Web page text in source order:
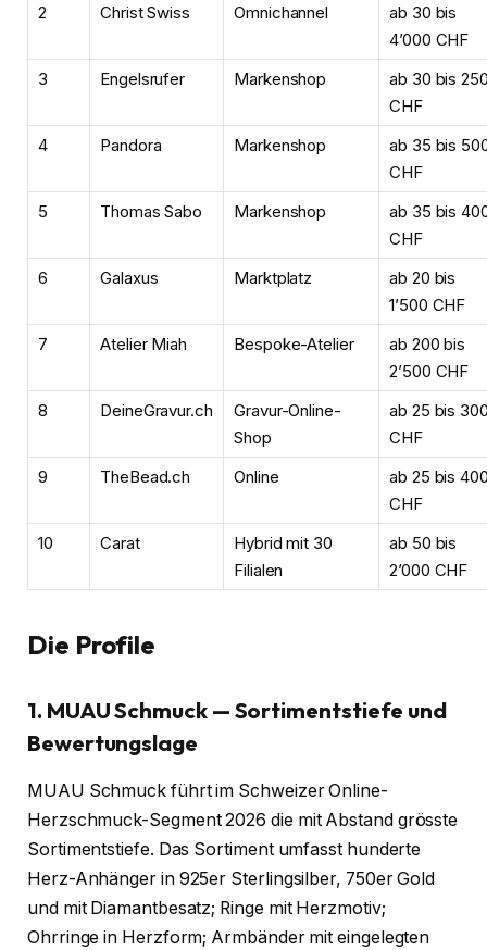
2 Christ Swiss Omnichannel
ab 30 bis
4’000 CHF
3
Engelsrufer Markenshop
ab 30 bis
CHF
4
Pandora Markenshop
ab 35 bis
CHF
5
Thomas Sabo Markenshop
ab 35 bis
CHF
6
Galaxus Marktplatz
ab 20 bis
1’500 CHF
7
Atelier Miah Bespoke-Atelier
ab 200 bis
2’500 CHF
8
DeineGravur.ch
Gravur-Online-
Shop
ab 25 bis
CHF
9
TheBead.ch Online
ab 25 bis
CHF
10
Carat
Hybrid mit 30
Filialen
ab 50 bis
2’000 CHF
Die Profile
1. MUAU Schmuck — Sortimentstiefe und
Bewertungslage
MUAU Schmuck führt im Schweizer Online-
Herzschmuck-Segment 2026 die mit Abstand grösste
Sortimentstiefe. Das Sortiment umfasst hunderte
Herz-Anhänger in 925er Sterlingsilber, 750er Gold
und mit Diamantbesatz; Ringe mit Herzmotiv;
Ohrringe in Herzform; Armbänder mit eingelegten